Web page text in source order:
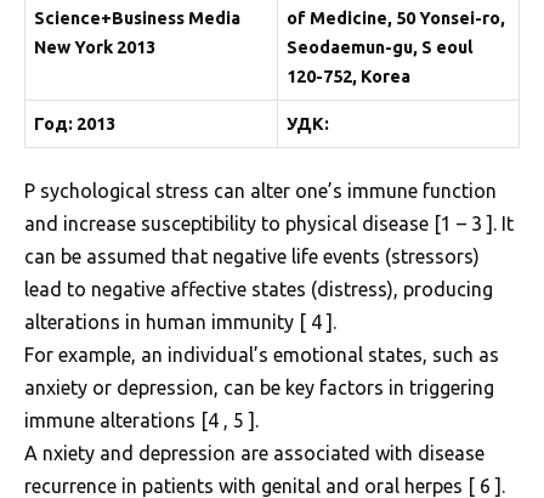
Science+Business Media
New York 2013
of Medicine, 50 Yonsei-ro,
Seodaemun-gu, S eoul
120-752, Korea
Год: 2013 УДК:
P sychological stress can alter one’s immune function
and increase susceptibility to physical disease [1 – 3 ]. It
can be assumed that negative life events (stressors)
lead to negative affective states (distress), producing
alterations in human immunity [ 4 ].
For example, an individual’s emotional states, such as
anxiety or depression, can be key factors in triggering
immune alterations [4 , 5 ].
A nxiety and depression are associated with disease
recurrence in patients with genital and oral herpes [ 6 ].